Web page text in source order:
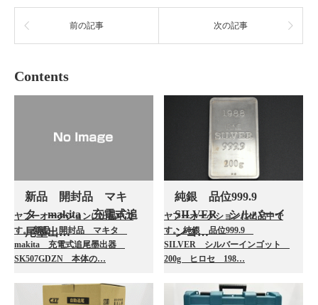
前の記事 次の記事
Contents
新品 開封品 マキ
タ makita 充電式追
尾墨出…
ヤフーオークションに出品中で
す。 新品 開封品 マキタ
makita 充電式追尾墨出器
SK507GDZN 本体の…
純銀 品位999.9
SILVER シルバーイ
ンゴ…
ヤフーオークションに出品中で
す。 純銀 品位999.9
SILVER シルバーインゴット
200g ヒロセ 198…